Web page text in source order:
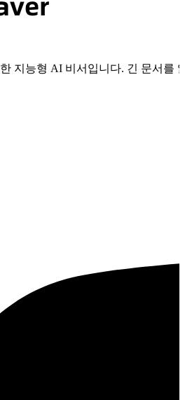
지능형 AI 비서입니다. 긴 문서